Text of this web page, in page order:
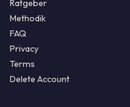
Ratgeber
Methodik
FAQ
Privacy
Terms
Delete Account